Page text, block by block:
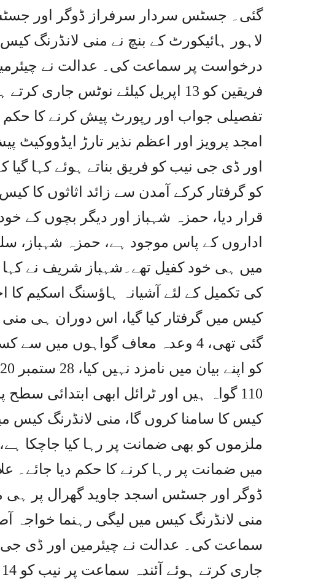
گئی۔ جسٹس سردار سرفراز ڈوگر اور
لاہور ہائیکورٹ کے بنچ نے منی
درخواست پر سماعت کی۔ عدالت نے
فریقین کو 13 اپریل کیلئے نوٹس
تفصیلی جواب اور رپورٹ پیش کرنے کا
امجد پرویز اور اعظم نذیر تارڑ
اور ڈی جی نیب کو فریق بناتے ہوئے کہا
کو گرفتار کرکے آمدن سے زائد اثاثوں کا کیس
قرار دیا، حمزہ شہباز اور دیگر بچوں کے
اداروں کے پاس موجود ہے، حمزہ شہباز،
میں ہی خود کفیل تھے۔شہباز شریف نے کہا
کیس میں گرفتار کیا گیا، اس دوران ہی
گئی تھی، 4 وعدہ معاف گواہوں
110 گواہ ہیں اور ٹرائل ابھی ابتدائی
کیس کا سامنا کروں گا، منی لانڈرنگ
ملزموں کو بھی ضمانت پر رہا کیا جاچکا
میں ضمانت پر رہا کرنے کا حکم دیا جائے۔
ڈوگر اور جسٹس اسجد جاوید گھرال پر ہی
منی لانڈرنگ کیس میں لیگی رہنما
سماعت کی۔ عدالت نے چیئرمین اور ڈی